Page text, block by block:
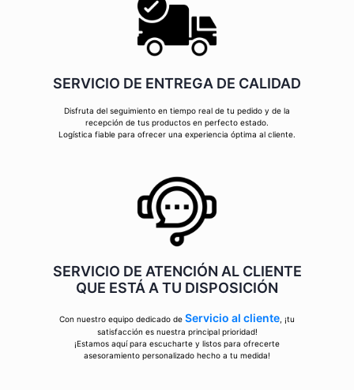
SERVICIO DE ENTREGA DE CALIDAD
Disfruta del seguimiento en tiempo real de tu pedido y de la
recepción de tus productos en perfecto estado.
Logística fiable para ofrecer una experiencia óptima al cliente.
SERVICIO DE ATENCIÓN AL CLIENTE
QUE ESTÁ A TU DISPOSICIÓN
Con nuestro equipo dedicado de Servicio al cliente , ¡tu
satisfacción es nuestra principal prioridad!
¡Estamos aquí para escucharte y listos para ofrecerte
asesoramiento personalizado hecho a tu medida!